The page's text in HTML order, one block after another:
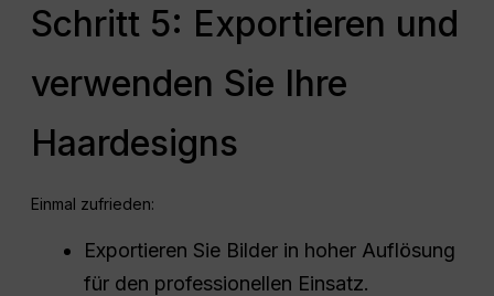
Schritt 5: Exportieren und
verwenden Sie Ihre
Haardesigns
Einmal zufrieden:
Exportieren Sie Bilder in hoher Auflösung
für den professionellen Einsatz.